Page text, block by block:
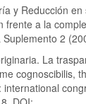
y Reducción
frente a la
2
La
cognoscibilis,